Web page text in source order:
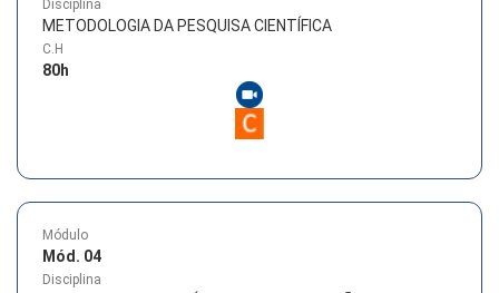
Disciplina
METODOLOGIA DA PESQUISA CIENTÍFICA
C.H
80h
Módulo
Mód. 04
Disciplina